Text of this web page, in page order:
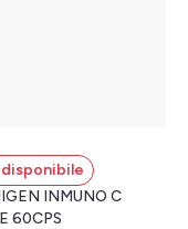
INMUNO C
60CPS